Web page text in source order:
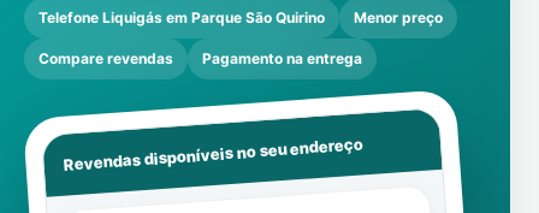
Telefone Liquigás em Parque São Quirino Menor preço
Compare revendas Pagamento na entrega
Revendas disponíveis no seu endereço